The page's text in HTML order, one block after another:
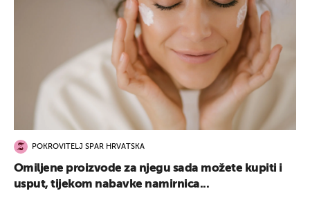
POKROVITELJ SPAR HRVATSKA
Omiljene proizvode za njegu sada možete kupiti i
usput, tijekom nabavke namirnica...